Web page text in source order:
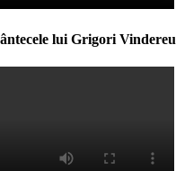
lui Grigori Vindereu